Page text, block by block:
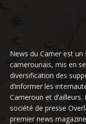
News du Camer est un
camerounais, mis en
diversification des
d’informer les
Cameroun et
société de presse
premier news